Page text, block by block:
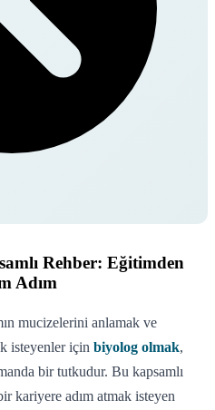
Rehber: Eğitimden
Adım
mucizelerini anlamak ve
isteyenler için biyolog olmak,
bir tutkudur. Bu kapsamlı
kariyere adım atmak isteyen